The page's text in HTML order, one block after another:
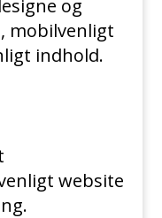
og
mobilvenligt
indhold.
website